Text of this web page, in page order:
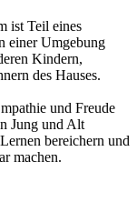
ist Teil eines
einer Umgebung
Kindern,
des Hauses.
und Freude
Jung und Alt
bereichern und
machen.